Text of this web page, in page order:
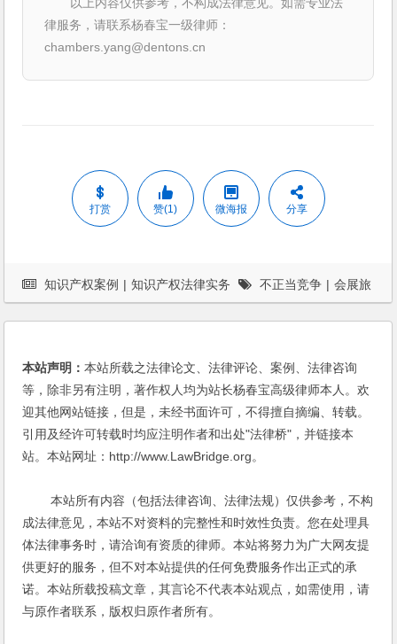
律服务，请联系杨春宝一级律师：
chambers.yang@dentons.cn
打赏 赞(1) 微海报 分享
知识产权案例 | 知识产权法律实务 不正当竞争 | 会展旅
本站声明：本站所载之法律论文、法律评论、案例、法律咨询
等，除非另有注明，著作权人均为站长杨春宝高级律师本人。欢
迎其他网站链接，但是，未经书面许可，不得擅自摘编、转载。
引用及经许可转载时均应注明作者和出处"法律桥"，并链接本
站。本站网址：http://www.LawBridge.org。
本站所有内容（包括法律咨询、法律法规）仅供参考，不构
成法律意见，本站不对资料的完整性和时效性负责。您在处理具
体法律事务时，请洽询有资质的律师。本站将努力为广大网友提
供更好的服务，但不对本站提供的任何免费服务作出正式的承
诺。本站所载投稿文章，其言论不代表本站观点，如需使用，请
与原作者联系，版权归原作者所有。